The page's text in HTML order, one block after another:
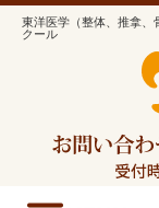
東洋医学（整体、推拿、
クール